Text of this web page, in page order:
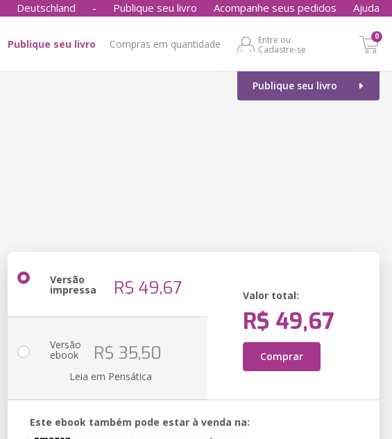
Deutschland - Publique seu livro Acompanhe seus pedidos Ajuda
Publique seu livro Compras em quantidade
Entre ou
Cadastre-se
0
Publique seu livro
Versão
impressa R$ 49,67 Valor total:
R$ 49,67
Comprar
Versão
ebook R$ 35,50
Leia em Pensática
Este ebook também pode estar à venda na: